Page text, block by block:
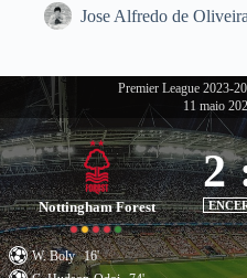
Jose Alfredo de
Premier League 2023-
11 maio
Nottingham Forest
2
W. Boly 16'